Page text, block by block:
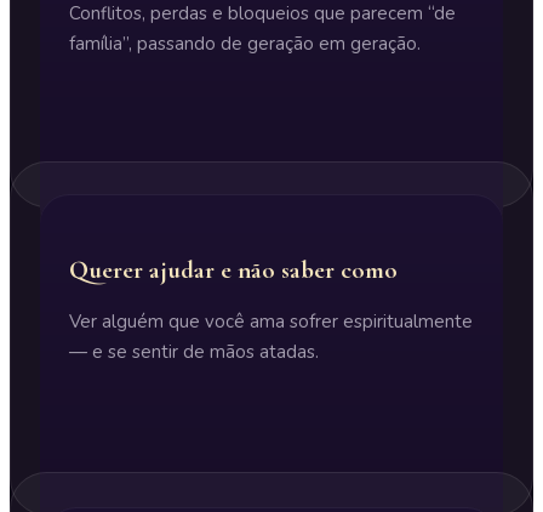
Conflitos, perdas e bloqueios que parecem “de
família”, passando de geração em geração.
Querer ajudar e não saber como
Ver alguém que você ama sofrer espiritualmente
— e se sentir de mãos atadas.